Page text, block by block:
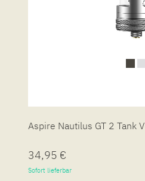
Aspire Nautilus GT 2 Tank
34,95 €
Sofort lieferbar